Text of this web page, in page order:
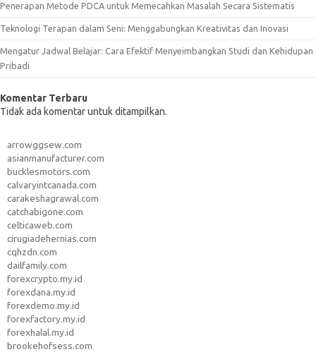
Penerapan Metode PDCA untuk Memecahkan Masalah Secara Sistematis
Teknologi Terapan dalam Seni: Menggabungkan Kreativitas dan Inovasi
Mengatur Jadwal Belajar: Cara Efektif Menyeimbangkan Studi dan Kehidupan
Pribadi
Komentar Terbaru
Tidak ada komentar untuk ditampilkan.
arrowggsew.com
asianmanufacturer.com
bucklesmotors.com
calvaryintcanada.com
carakeshagrawal.com
catchabigone.com
celticaweb.com
cirugiadehernias.com
cqhzdn.com
dailfamily.com
forexcrypto.my.id
forexdana.my.id
forexdemo.my.id
forexfactory.my.id
forexhalal.my.id
brookehofsess.com